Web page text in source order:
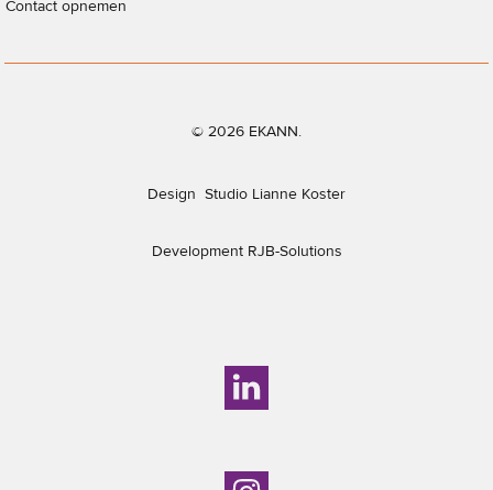
Contact opnemen
© 2026 EKANN.
Design Studio Lianne Koster
Development RJB-Solutions